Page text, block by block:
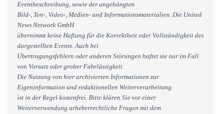
Eventbeschreibung, sowie der angehängten
Bild-, Ton-, Video-, Medien- und Informationsmaterialien. Die United
News Network GmbH
übernimmt keine Haftung für die Korrektheit oder Vollständigkeit des
dargestellten Events. Auch bei
Übertragungsfehlern oder anderen Störungen haftet sie nur im Fall
von Vorsatz oder grober Fahrlässigkeit.
Die Nutzung von hier archivierten Informationen zur
Eigeninformation und redaktionellen Weiterverarbeitung
ist in der Regel kostenfrei. Bitte klären Sie vor einer
Weiterverwendung urheberrechtliche Fragen mit dem